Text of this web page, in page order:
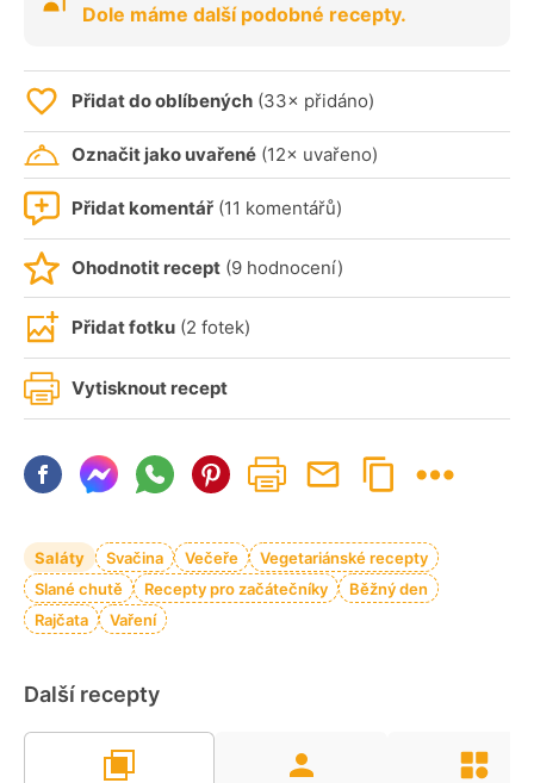
Dole máme další podobné recepty.
Přidat do oblíbených (33× přidáno)
Označit jako uvařené (12× uvařeno)
Přidat komentář (11 komentářů)
Ohodnotit recept (9 hodnocení)
Přidat fotku (2 fotek)
Vytisknout recept
Saláty Svačina Večeře
Vegetariánské recepty
Slané chutě
Recepty pro začátečníky
Běžný den
Rajčata
Vaření
Další recepty